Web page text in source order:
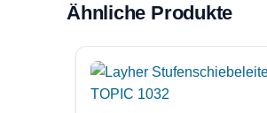
Ähnliche Produkte